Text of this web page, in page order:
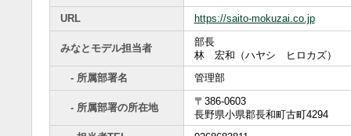
URL https://saito-mokuzai.co.jp
みなとモデル担当者
部長
林 宏和（ハヤシ ヒロカズ）
- 所属部署名
管理部
- 所属部署の所在地
〒386-0603
長野県小県郡長和町古町4294